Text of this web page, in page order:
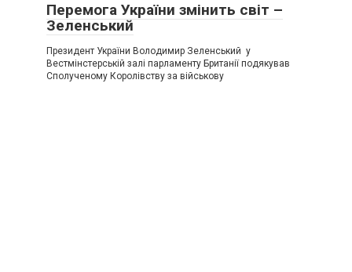
Перемога України змінить світ –
Зеленський
Президент України Володимир Зеленський у
Вестмінстерській залі парламенту Британії подякував
Сполученому Королівству за військову